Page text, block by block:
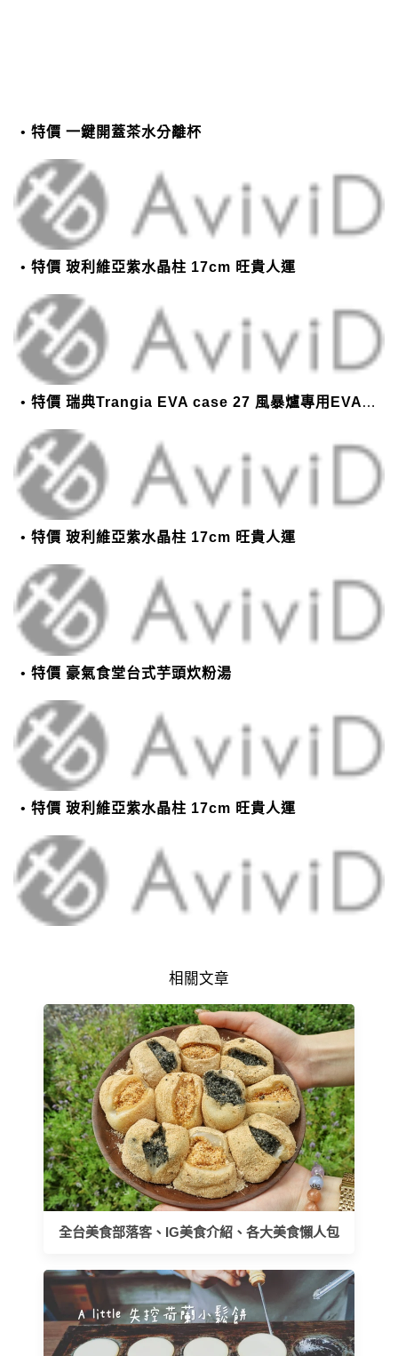
特價 一鍵開蓋茶水分離杯
特價 玻利維亞紫水晶柱 17cm 旺貴人運
特價 瑞典Trangia EVA case 27 風暴爐專用EVA 防護外盒(小)-黑
特價 玻利維亞紫水晶柱 17cm 旺貴人運
特價 豪氣食堂台式芋頭炊粉湯
特價 玻利維亞紫水晶柱 17cm 旺貴人運
相關文章
全台美食部落客、IG美食介紹、各大美食懶人包